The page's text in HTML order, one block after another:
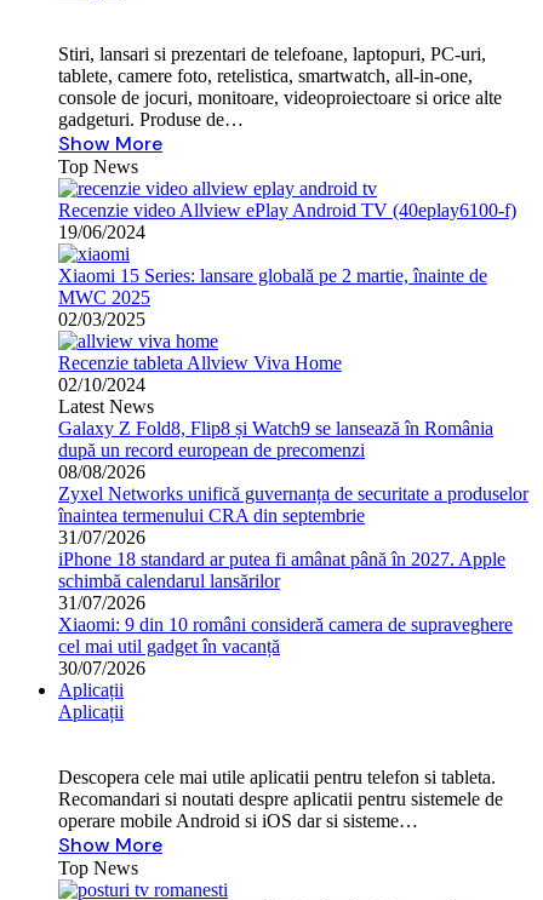
Stiri, lansari si prezentari de telefoane, laptopuri, PC-uri,
tablete, camere foto, retelistica, smartwatch, all-in-one,
console de jocuri, monitoare, videoproiectoare si orice alte
gadgeturi. Produse de…
Show More
Top News
Recenzie video Allview ePlay Android TV (40eplay6100-f)
19/06/2024
Xiaomi 15 Series: lansare globală pe 2 martie, înainte de
MWC 2025
02/03/2025
Recenzie tableta Allview Viva Home
02/10/2024
Latest News
Galaxy Z Fold8, Flip8 și Watch9 se lansează în România
după un record european de precomenzi
08/08/2026
Zyxel Networks unifică guvernanța de securitate a produselor
înaintea termenului CRA din septembrie
31/07/2026
iPhone 18 standard ar putea fi amânat până în 2027. Apple
schimbă calendarul lansărilor
31/07/2026
Xiaomi: 9 din 10 români consideră camera de supraveghere
cel mai util gadget în vacanță
30/07/2026
Aplicații
Aplicații
Descopera cele mai utile aplicatii pentru telefon si tableta.
Recomandari si noutati despre aplicatii pentru sistemele de
operare mobile Android si iOS dar si sisteme…
Show More
Top News